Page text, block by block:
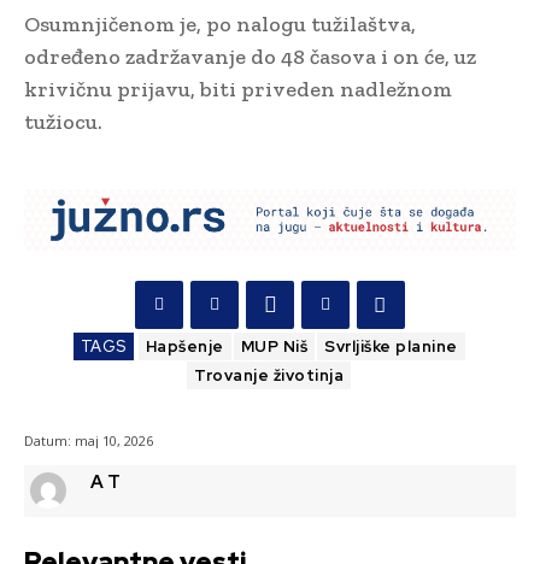
Osumnjičenom je, po nalogu tužilaštva,
određeno zadržavanje do 48 časova i on će, uz
krivičnu prijavu, biti priveden nadležnom
tužiocu.
TAGS Hapšenje MUP Niš
Svrljiške planine
Trovanje životinja
Datum: maj 10, 2026
A T